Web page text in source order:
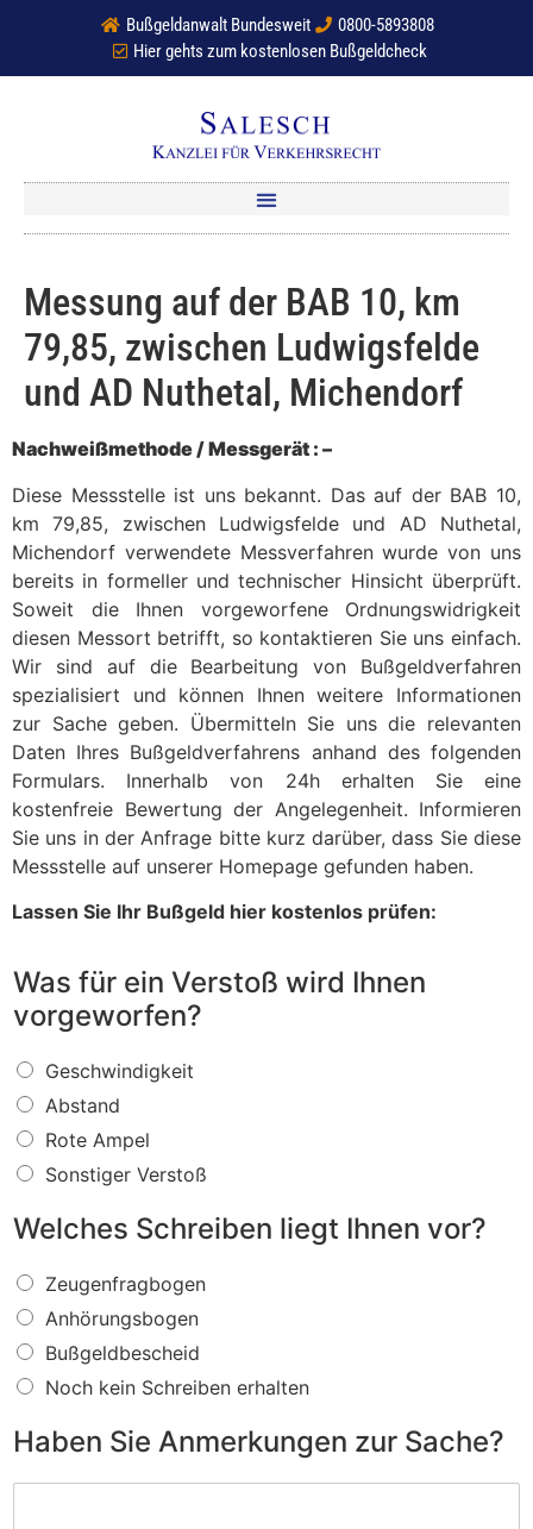
Bußgeldanwalt Bundesweit
0800-5893808
Hier gehts zum kostenlosen Bußgeldcheck
Messung auf der BAB 10, km
79,85, zwischen Ludwigsfelde
und AD Nuthetal, Michendorf
Nachweißmethode / Messgerät : –
Diese Messstelle ist uns bekannt. Das auf der BAB 10,
km 79,85, zwischen Ludwigsfelde und AD Nuthetal,
Michendorf verwendete Messverfahren wurde von uns
bereits in formeller und technischer Hinsicht überprüft.
Soweit die Ihnen vorgeworfene Ordnungswidrigkeit
diesen Messort betrifft, so kontaktieren Sie uns einfach.
Wir sind auf die Bearbeitung von Bußgeldverfahren
spezialisiert und können Ihnen weitere Informationen
zur Sache geben. Übermitteln Sie uns die relevanten
Daten Ihres Bußgeldverfahrens anhand des folgenden
Formulars. Innerhalb von 24h erhalten Sie eine
kostenfreie Bewertung der Angelegenheit. Informieren
Sie uns in der Anfrage bitte kurz darüber, dass Sie diese
Messstelle auf unserer Homepage gefunden haben.
Lassen Sie Ihr Bußgeld hier kostenlos prüfen:
Was für ein Verstoß wird Ihnen
vorgeworfen?
W
a
s
f
ü
r
i
V
e
r
s
t
o
ß
w
Geschwindigkeit
Abstand
Rote Ampel
Sonstiger Verstoß
Welches Schreiben liegt Ihnen vor?
W
e
c
h
e
S
Zeugenfragbogen
Anhörungsbogen
Bußgeldbescheid
Noch kein Schreiben erhalten
Haben Sie Anmerkungen zur Sache?